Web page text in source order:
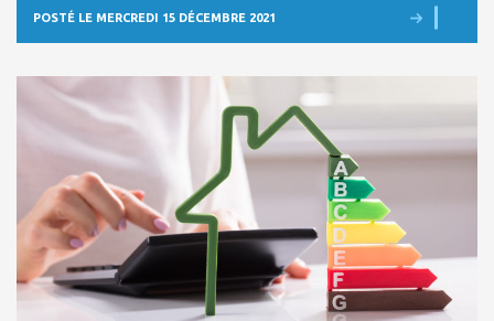
POSTÉ LE MERCREDI 15 DÉCEMBRE 2021